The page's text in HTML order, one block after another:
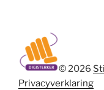
© 2026
Privacyverklaring